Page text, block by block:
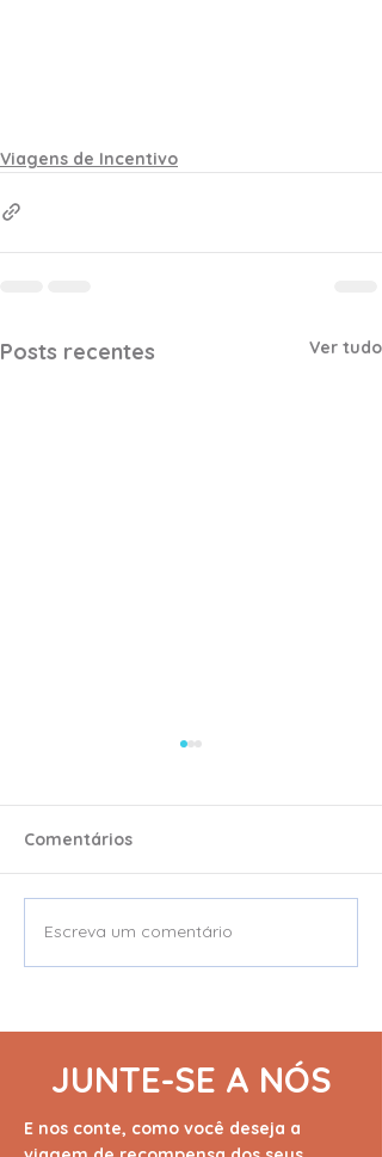
Viagens de Incentivo
Posts recentes Ver tudo
03 dicas de
engajamento para seu
Comentários
Escreva um comentário
JUNTE-SE A NÓS
E nos conte, como você deseja a